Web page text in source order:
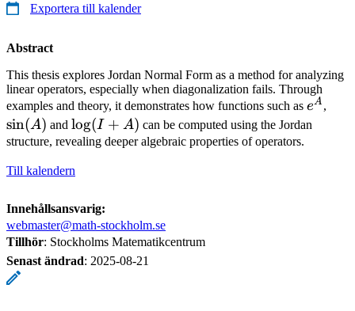
Exportera till kalender
Abstract
This thesis explores Jordan Normal Form as a method for analyzing
linear operators, especially when diagonalization fails. Through
examples and theory, it demonstrates how functions such as e^A
eA ,
sin(A) and \log(I+A)
log(I + A) can be computed using the Jordan
structure, revealing deeper algebraic properties of operators.
Till kalendern
Innehållsansvarig:
webmaster@math-stockholm.se
Tillhör: Stockholms Matematikcentrum
Senast ändrad: 2025-08-21